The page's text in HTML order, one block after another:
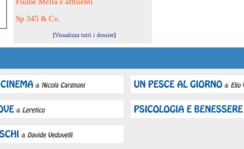
Fiume Mella e affluenti
Sp 345 & Co.
[Visualizza tutti i dossier]